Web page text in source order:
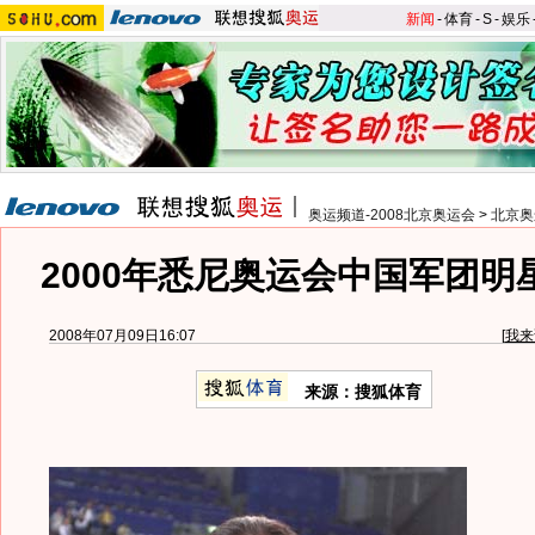
新闻 -体育-S-娱乐
奥运频道-2008北京奥运会 > 北京
2000年悉尼奥运会中国军团明
2008年07月09日16:07 [我
来源：搜狐体育